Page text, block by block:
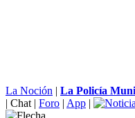
La Noción | La Policía
| Chat | Foro | App |